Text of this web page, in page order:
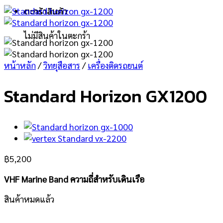
ตะกร้าสินค้า
ไม่มีสินค้าในตะกร้า
หน้าหลัก/วิทยุสือสาร / เครื่องติดรถยนต์
Standard Horizon GX1200
฿5,200
VHF Marine Band ความถี่สำหรับเดินเรือ
สินค้าหมดแล้ว